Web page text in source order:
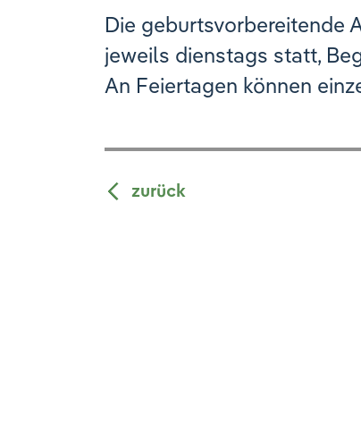
Die geburtsvorbereitende
jeweils dienstags statt,
An Feiertagen können
zurück